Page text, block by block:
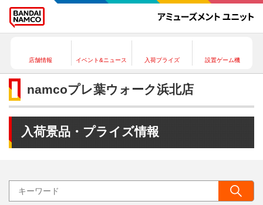
店舗情報 イベント&ニュース 入荷プライズ 設置ゲーム機
namcoプレ葉ウォーク浜北店
入荷景品・プライズ情報